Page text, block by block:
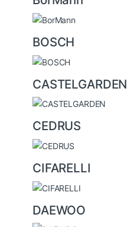
BOSCH
CASTELGARDEN
CEDRUS
CIFARELLI
DAEWOO